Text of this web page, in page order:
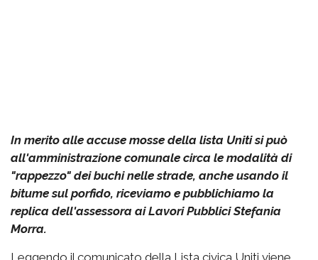
In merito alle accuse mosse della lista Uniti si può
all'amministrazione comunale circa le modalità di
"rappezzo" dei buchi nelle strade, anche usando il
bitume sul porfido, riceviamo e pubblichiamo la
replica dell'assessora ai Lavori Pubblici Stefania
Morra.
Leggendo il comunicato della Lista civica Uniti viene